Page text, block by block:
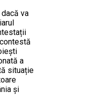
va
a
situație
și